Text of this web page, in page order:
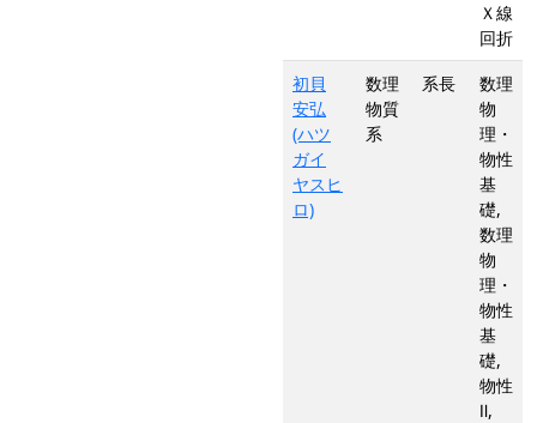
Ｘ線
回折
初貝
安弘
(ハツ
ガイ
ヤスヒ
ロ)
数理
物質
系
系長
数理
物
理・
物性
基
礎,
数理
物
理・
物性
基
礎,
物性
Ⅱ,